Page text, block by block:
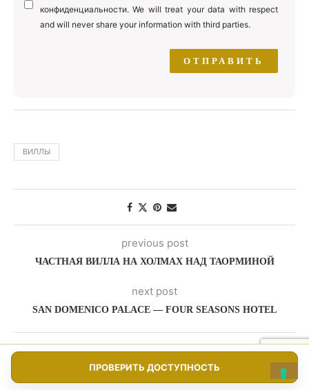
ПРОВЕРИТЬ ДОСТУПНОСТЬ
конфиденциальности. We will treat your data with respect
and will never share your information with third parties.
ВИЛЛЫ
previous post
ЧАСТНАЯ ВИЛЛА НА ХОЛМАХ НАД ТАОРМИНОЙ
next post
SAN DOMENICO PALACE — FOUR SEASONS HOTEL
YOU MAY ALSO LIKE